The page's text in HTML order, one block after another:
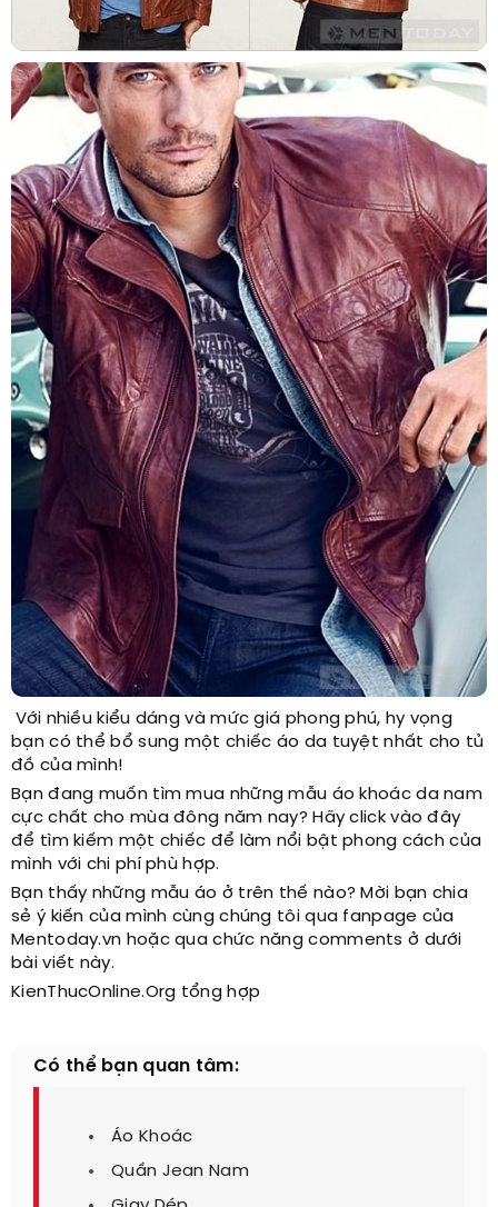
Với nhiều kiểu dáng và mức giá phong phú, hy vọng
bạn có thể bổ sung một chiếc áo da tuyệt nhất cho tủ
đồ của mình!
Bạn đang muốn tìm mua những mẫu áo khoác da nam
cực chất cho mùa đông năm nay? Hãy click vào đây
để tìm kiếm một chiếc để làm nổi bật phong cách của
mình với chi phí phù hợp.
Bạn thấy những mẫu áo ở trên thế nào? Mời bạn chia
sẻ ý kiến của mình cùng chúng tôi qua fanpage của
Mentoday.vn hoặc qua chức năng comments ở dưới
bài viết này.
KienThucOnline.Org tổng hợp
Có thể bạn quan tâm:
Áo Khoác
Quần Jean Nam